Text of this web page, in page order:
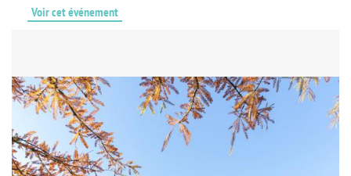
Voir cet événement